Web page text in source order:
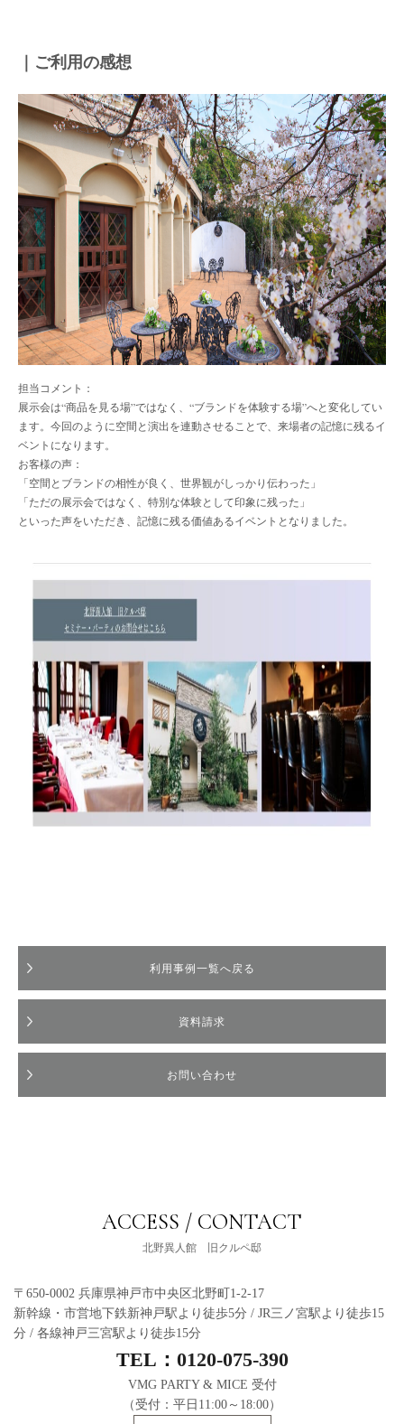
｜ご利用の感想
担当コメント：
展示会は“商品を見る場”ではなく、“ブランドを体験する場”へと変化してい
ます。今回のように空間と演出を連動させることで、来場者の記憶に残るイ
ベントになります。
お客様の声：
「空間とブランドの相性が良く、世界観がしっかり伝わった」
「ただの展示会ではなく、特別な体験として印象に残った」
といった声をいただき、記憶に残る価値あるイベントとなりました。
利用事例一覧へ戻る
資料請求
お問い合わせ
ACCESS / CONTACT
北野異人館 旧クルペ邸
〒650-0002 兵庫県神戸市中央区北野町1-2-17
新幹線・市営地下鉄新神戸駅より徒歩5分 / JR三ノ宮駅より徒歩15
分 / 各線神戸三宮駅より徒歩15分
TEL： 0120-075-390
VMG PARTY & MICE 受付
（受付：平日11:00～18:00）